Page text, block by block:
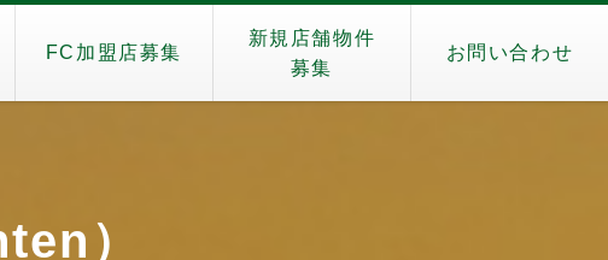
FC加盟店募集
新規店舗物件
募集
お問い合わせ
）